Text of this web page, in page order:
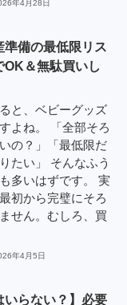
年4月28日
準備の最低限リス
OK＆無駄買いし
と、ベビーグッズ
よね。 「全部そろ
の？」「最低限だ
たい」 そんなふう
多いはずです。 実
初から完璧にそろ
せん。むしろ、買
年4月5日
いらない？】必要